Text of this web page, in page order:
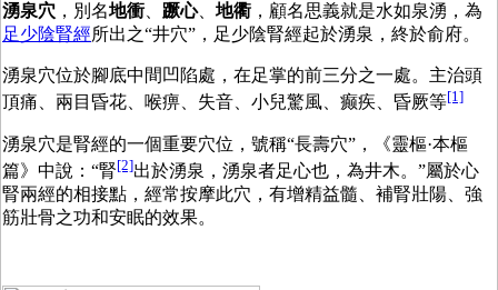
湧泉穴 ，別名地衝、 蹶心、 地衢 ，顧名思義就是水如泉湧，為
足少陰腎經所出之“井穴”，足少陰腎經起於湧泉，終於俞府。
湧泉穴位於腳底中間凹陷處，在足掌的前三分之一處。主治頭
頂痛、兩目昏花、喉痹、失音、小兒驚風、癫疾、昏厥等[1]
湧泉穴是腎經的一個重要穴位，號稱“長壽穴”，《靈樞·本樞
篇》中說：“腎[2]出於湧泉，湧泉者足心也，為井木。”屬於心
腎兩經的相接點，經常按摩此穴，有增精益髓、補腎壯陽、強
筋壯骨之功和安眠的效果。